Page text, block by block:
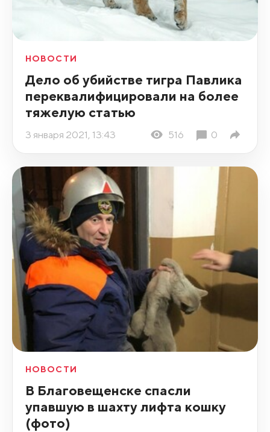
НОВОСТИ
Дело об убийстве тигра Павлика
переквалифицировали на более
тяжелую статью
3 января 2021, 13:43 516 0
НОВОСТИ
В Благовещенске спасли
упавшую в шахту лифта кошку
(фото)